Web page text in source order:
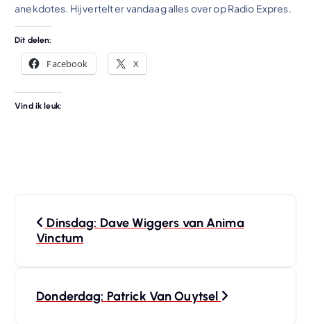
anekdotes. Hij vertelt er vandaag alles over op Radio Expres.
Dit delen:
Facebook X
Vind ik leuk:
Dinsdag: Dave Wiggers van Anima
Vinctum
Donderdag: Patrick Van Ouytsel